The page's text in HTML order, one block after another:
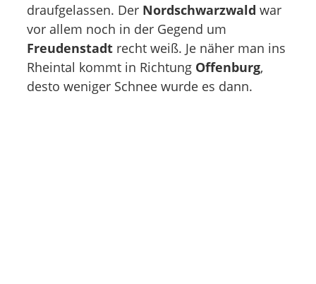
draufgelassen. Der Nordschwarzwald war
vor allem noch in der Gegend um
Freudenstadt recht weiß. Je näher man ins
Rheintal kommt in Richtung Offenburg,
desto weniger Schnee wurde es dann.